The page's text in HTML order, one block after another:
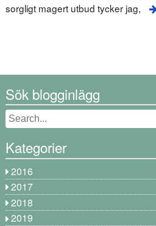
sorgligt magert utbud tycker jag,
Sök blogginlägg
Kategorier
2016
2017
2018
2019